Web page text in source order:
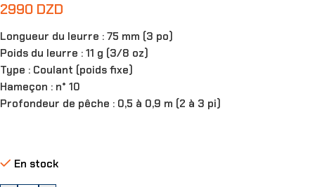
2990 DZD
Longueur du leurre : 75 mm (3 po)
Poids du leurre : 11 g (3/8 oz)
Type : Coulant (poids fixe)
Hameçon : n° 10
Profondeur de pêche : 0,5 à 0,9 m (2 à 3 pi)
En stock